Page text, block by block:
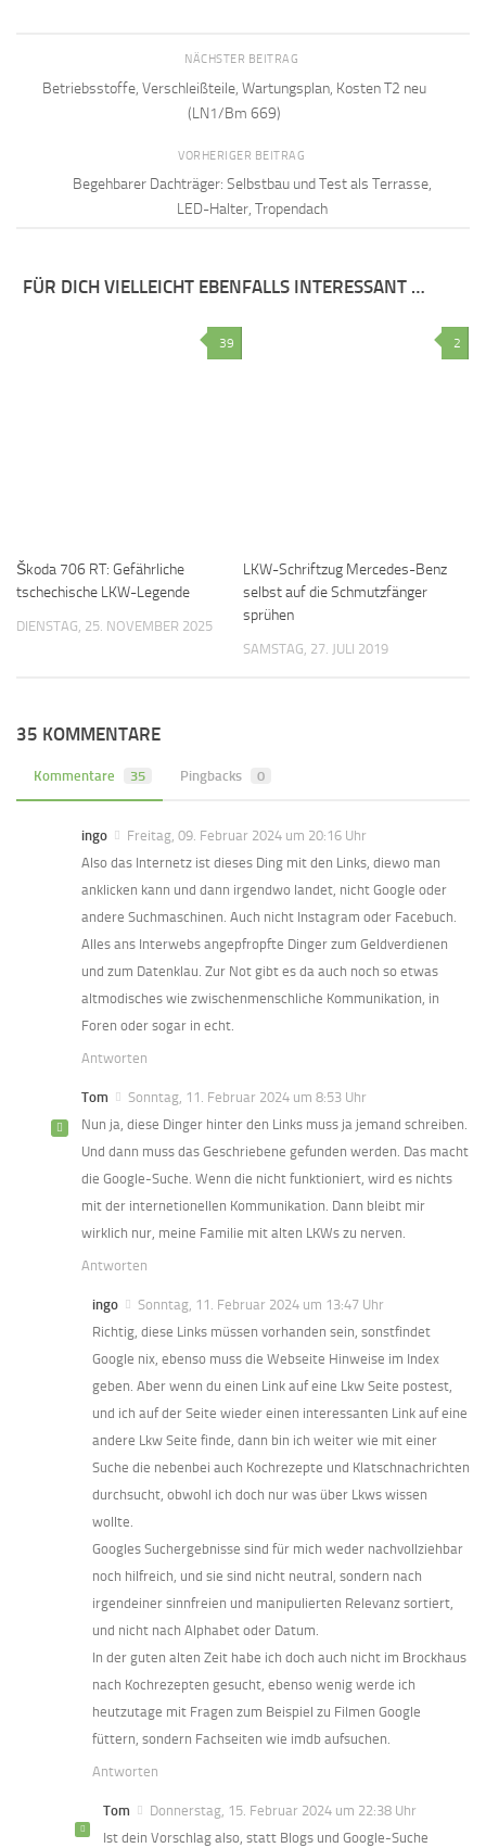
NÄCHSTER BEITRAG
Betriebsstoffe, Verschleißteile, Wartungsplan, Kosten T2 neu
(LN1/Bm 669)
VORHERIGER BEITRAG
Begehbarer Dachträger: Selbstbau und Test als Terrasse,
LED-Halter, Tropendach
FÜR DICH VIELLEICHT EBENFALLS INTERESSANT …
39
Škoda 706 RT: Gefährliche
tschechische LKW-Legende
DIENSTAG, 25. NOVEMBER 2025
2
LKW-Schriftzug Mercedes-Benz
selbst auf die Schmutzfänger
sprühen
SAMSTAG, 27. JULI 2019
35 KOMMENTARE
Kommentare 35 Pingbacks 0
ingo
Freitag, 09. Februar 2024 um 20:16 Uhr
Also das Internetz ist dieses Ding mit den Links, diewo man
anklicken kann und dann irgendwo landet, nicht Google oder
andere Suchmaschinen. Auch nicht Instagram oder Facebuch.
Alles ans Interwebs angepfropfte Dinger zum Geldverdienen
und zum Datenklau. Zur Not gibt es da auch noch so etwas
altmodisches wie zwischenmenschliche Kommunikation, in
Foren oder sogar in echt.
Antworten
Tom
Sonntag, 11. Februar 2024 um 8:53 Uhr
Nun ja, diese Dinger hinter den Links muss ja jemand schreiben.
Und dann muss das Geschriebene gefunden werden. Das macht
die Google-Suche. Wenn die nicht funktioniert, wird es nichts
mit der internetionellen Kommunikation. Dann bleibt mir
wirklich nur, meine Familie mit alten LKWs zu nerven.
Antworten
ingo
Sonntag, 11. Februar 2024 um 13:47 Uhr
Richtig, diese Links müssen vorhanden sein, sonstfindet
Google nix, ebenso muss die Webseite Hinweise im Index
geben. Aber wenn du einen Link auf eine Lkw Seite postest,
und ich auf der Seite wieder einen interessanten Link auf eine
andere Lkw Seite finde, dann bin ich weiter wie mit einer
Suche die nebenbei auch Kochrezepte und Klatschnachrichten
durchsucht, obwohl ich doch nur was über Lkws wissen
wollte.
Googles Suchergebnisse sind für mich weder nachvollziehbar
noch hilfreich, und sie sind nicht neutral, sondern nach
irgendeiner sinnfreien und manipulierten Relevanz sortiert,
und nicht nach Alphabet oder Datum.
In der guten alten Zeit habe ich doch auch nicht im Brockhaus
nach Kochrezepten gesucht, ebenso wenig werde ich
heutzutage mit Fragen zum Beispiel zu Filmen Google
füttern, sondern Fachseiten wie imdb aufsuchen.
Antworten
Tom
Donnerstag, 15. Februar 2024 um 22:38 Uhr
Ist dein Vorschlag also, statt Blogs und Google-Suche